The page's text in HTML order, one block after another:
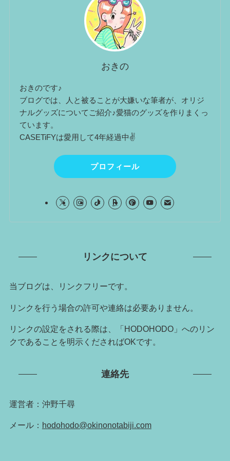
おきの
おきのです♪
ブログでは、人と被ることが大嫌いな筆者が、オリジ
ナルグッズについてご紹介♪愛猫のグッズを作りまくっ
ています。
CASETiFYは愛用して4年経過中✌
プロフィール
リンクについて
当ブログは、リンクフリーです。
リンクを行う場合の許可や連絡は必要ありません。
リンクの設定をされる際は、「HODOHODO」へのリン
クであることを明示くださればOKです。
連絡先
運営者：沖野千尋
メール： hodohodo@okinonotabiji.com